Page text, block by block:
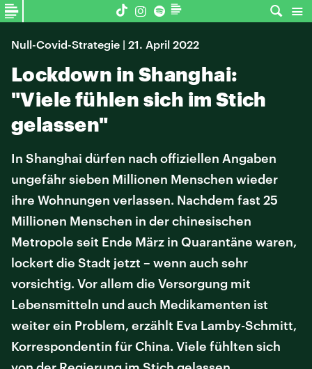
Null-Covid-Strategie | 21. April 2022
Lockdown in Shanghai:
"Viele fühlen sich im Stich
gelassen"
In Shanghai dürfen nach offiziellen Angaben
ungefähr sieben Millionen Menschen wieder
ihre Wohnungen verlassen. Nachdem fast 25
Millionen Menschen in der chinesischen
Metropole seit Ende März in Quarantäne waren,
lockert die Stadt jetzt – wenn auch sehr
vorsichtig. Vor allem die Versorgung mit
Lebensmitteln und auch Medikamenten ist
weiter ein Problem, erzählt Eva Lamby-Schmitt,
Korrespondentin für China. Viele fühlten sich